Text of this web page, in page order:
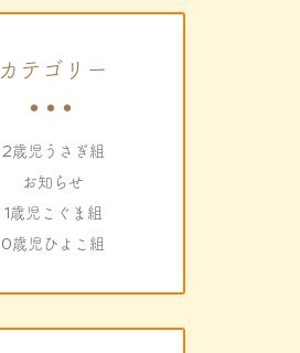
カテゴリー
2歳児うさぎ組
お知らせ
1歳児こぐま組
0歳児ひよこ組